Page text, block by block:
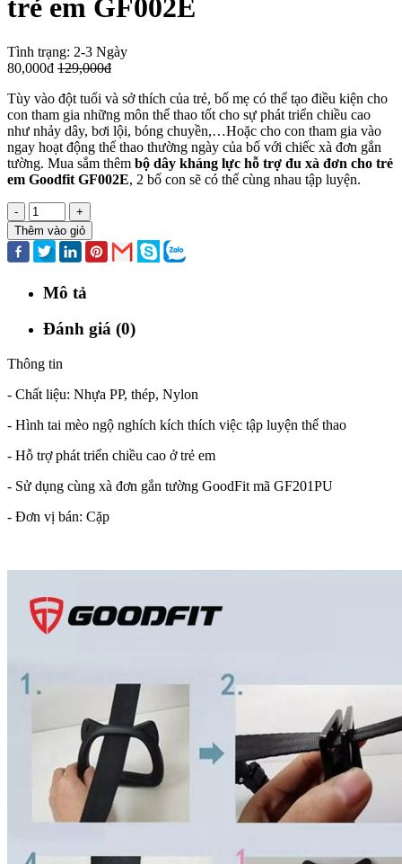
trẻ em GF002E
Tình trạng: 2-3 Ngày
80,000đ 129,000đ
Tùy vào đột tuổi và sở thích của trẻ, bố mẹ có thể tạo điều kiện cho
con tham gia những môn thể thao tốt cho sự phát triển chiều cao
như nhảy dây, bơi lội, bóng chuyền,…Hoặc cho con tham gia vào
ngay hoạt động thể thao thường ngày của bố với chiếc xà đơn gắn
tường. Mua sắm thêm bộ dây kháng lực hỗ trợ đu xà đơn cho trẻ
em Goodfit GF002E, 2 bố con sẽ có thể cùng nhau tập luyện.
-
+
Thêm vào giỏ
Mô tả
Đánh giá (0)
Thông tin
- Chất liệu: Nhựa PP, thép, Nylon
- Hình tai mèo ngộ nghích kích thích việc tập luyện thể thao
- Hỗ trợ phát triển chiều cao ở trẻ em
- Sử dụng cùng xà đơn gắn tường GoodFit mã GF201PU
- Đơn vị bán: Cặp